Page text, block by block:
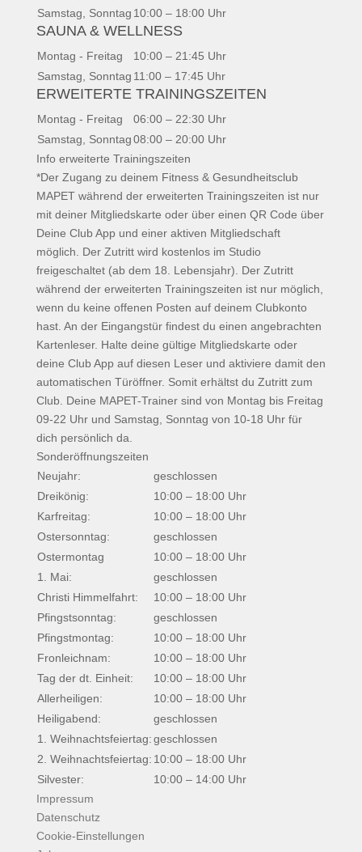
Samstag, Sonntag 10:00 – 18:00 Uhr
SAUNA & WELLNESS
Montag - Freitag
10:00 – 21:45 Uhr
Samstag, Sonntag 11:00 – 17:45 Uhr
ERWEITERTE TRAININGSZEITEN
Montag - Freitag
06:00 – 22:30 Uhr
Samstag, Sonntag08:00 – 20:00 Uhr
Info erweiterte Trainingszeiten
*Der Zugang zu deinem Fitness & Gesundheitsclub
MAPET während der erweiterten Trainingszeiten ist nur
mit deiner Mitgliedskarte oder über einen QR Code über
Deine Club App und einer aktiven Mitgliedschaft
möglich. Der Zutritt wird kostenlos im Studio
freigeschaltet (ab dem 18. Lebensjahr). Der Zutritt
während der erweiterten Trainingszeiten ist nur möglich,
wenn du keine offenen Posten auf deinem Clubkonto
hast. An der Eingangstür findest du einen angebrachten
Kartenleser. Halte deine gültige Mitgliedskarte oder
deine Club App auf diesen Leser und aktiviere damit den
automatischen Türöffner. Somit erhältst du Zutritt zum
Club. Deine MAPET-Trainer sind von Montag bis Freitag
09-22 Uhr und Samstag, Sonntag von 10-18 Uhr für
dich persönlich da.
Sonderöffnungszeiten
Neujahr:
geschlossen
Dreikönig:
10:00 – 18:00 Uhr
Karfreitag:
10:00 – 18:00 Uhr
Ostersonntag:
geschlossen
Ostermontag
10:00 – 18:00 Uhr
1. Mai:
geschlossen
Christi Himmelfahrt:
10:00 – 18:00 Uhr
Pfingstsonntag:
geschlossen
Pfingstmontag:
10:00 – 18:00 Uhr
Fronleichnam:
10:00 – 18:00 Uhr
Tag der dt. Einheit:
10:00 – 18:00 Uhr
Allerheiligen:
10:00 – 18:00 Uhr
Heiligabend:
geschlossen
1. Weihnachtsfeiertag:geschlossen
2. Weihnachtsfeiertag: 10:00 – 18:00 Uhr
Silvester:
10:00 – 14:00 Uhr
Impressum
Datenschutz
Cookie-Einstellungen